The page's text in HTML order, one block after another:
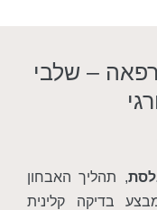
האבחון